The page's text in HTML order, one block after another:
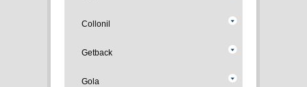
Collonil
Getback
Gola